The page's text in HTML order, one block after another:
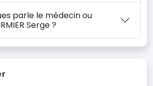
parle le médecin ou
Serge ?